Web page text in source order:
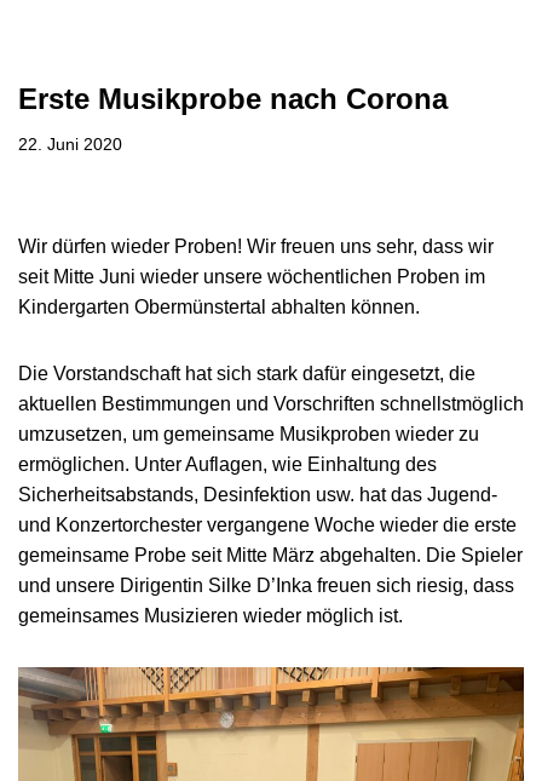
Erste Musikprobe nach Corona
22. Juni 2020
Wir dürfen wieder Proben! Wir freuen uns sehr, dass wir
seit Mitte Juni wieder unsere wöchentlichen Proben im
Kindergarten Obermünstertal abhalten können.
Die Vorstandschaft hat sich stark dafür eingesetzt, die
aktuellen Bestimmungen und Vorschriften schnellstmöglich
umzusetzen, um gemeinsame Musikproben wieder zu
ermöglichen. Unter Auflagen, wie Einhaltung des
Sicherheitsabstands, Desinfektion usw. hat das Jugend-
und Konzertorchester vergangene Woche wieder die erste
gemeinsame Probe seit Mitte März abgehalten. Die Spieler
und unsere Dirigentin Silke D’Inka freuen sich riesig, dass
gemeinsames Musizieren wieder möglich ist.